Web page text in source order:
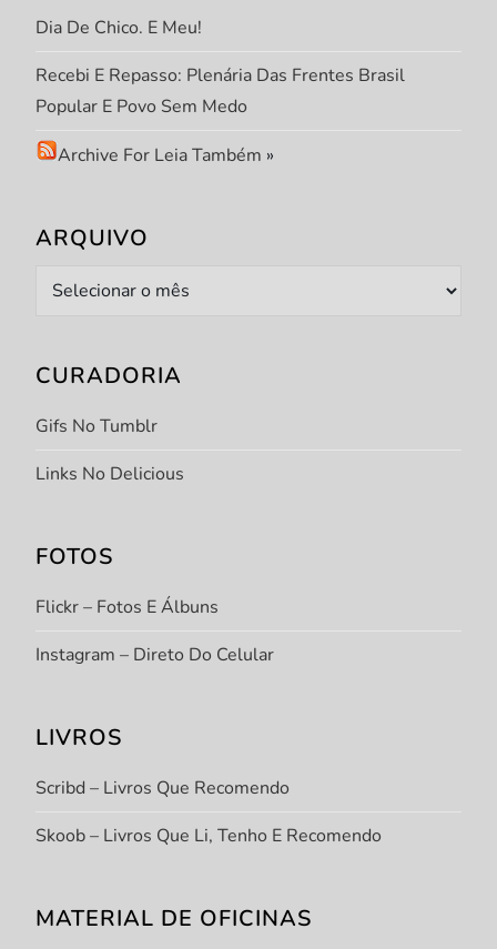
Dia De Chico. E Meu!
Recebi E Repasso: Plenária Das Frentes Brasil
Popular E Povo Sem Medo
Archive For Leia Também »
ARQUIVO
Arquivo
CURADORIA
Gifs No Tumblr
Links No Delicious
FOTOS
Flickr – Fotos E Álbuns
Instagram – Direto Do Celular
LIVROS
Scribd – Livros Que Recomendo
Skoob – Livros Que Li, Tenho E Recomendo
MATERIAL DE OFICINAS